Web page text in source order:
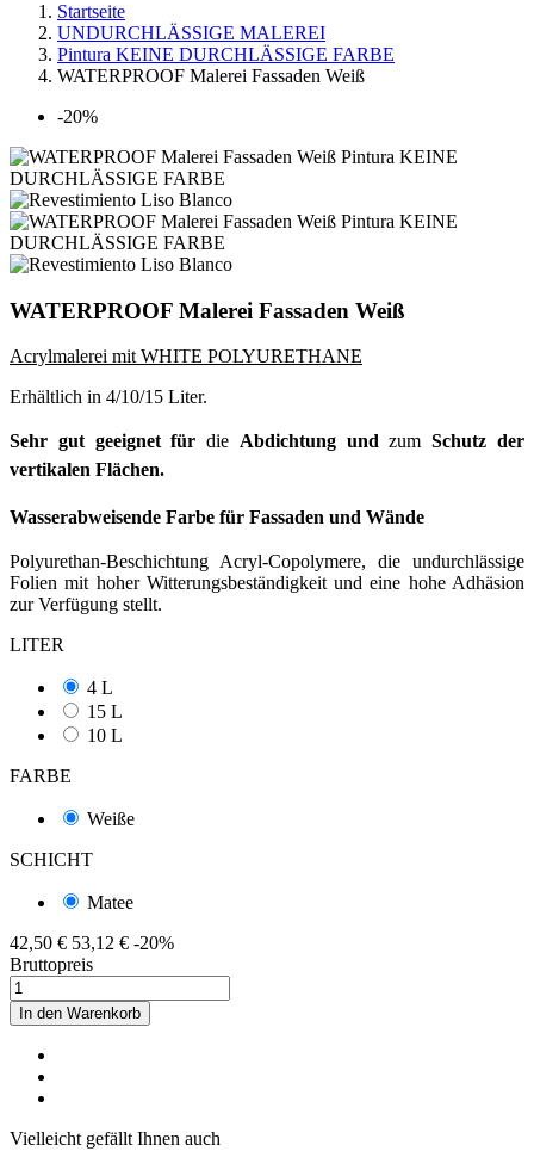
Startseite
UNDURCHLÄSSIGE MALEREI
Pintura KEINE DURCHLÄSSIGE FARBE
WATERPROOF Malerei Fassaden Weiß
-20%
WATERPROOF Malerei Fassaden Weiß
Acrylmalerei mit WHITE POLYURETHANE
Erhältlich in 4/10/15 Liter.
Sehr gut geeignet für die Abdichtung undzumSchutz der
vertikalen Flächen.
Wasserabweisende Farbe für Fassaden und Wände
Polyurethan-Beschichtung Acryl-Copolymere, die undurchlässige
Folien mit hoher Witterungsbeständigkeit und eine hohe Adhäsion
zur Verfügung stellt.
LITER
4 L
15 L
10 L
FARBE
Weiße
SCHICHT
Matee
42,50 € 53,12 € -20%
Bruttopreis
In den Warenkorb
Vielleicht gefällt Ihnen auch